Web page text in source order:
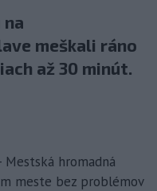
na
meškali ráno
až 30 minút.
Mestská hromadná
meste bez problémov